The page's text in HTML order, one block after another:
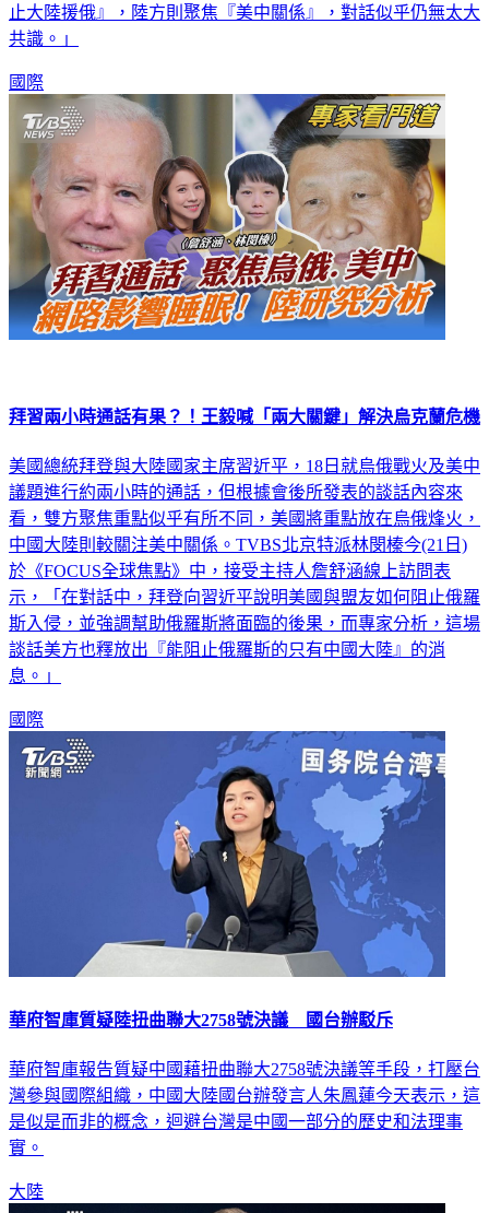
止大陸援俄』，陸方則聚焦『美中關係』，對話似乎仍無太大
共識。」
國際
拜習兩小時通話有果？！王毅喊「兩大關鍵」解決烏克蘭危機
美國總統拜登與大陸國家主席習近平，18日就烏俄戰火及美中
議題進行約兩小時的通話，但根據會後所發表的談話內容來
看，雙方聚焦重點似乎有所不同，美國將重點放在烏俄烽火，
中國大陸則較關注美中關係。TVBS北京特派林閔榛今(21日)
於《FOCUS全球焦點》中，接受主持人詹舒涵線上訪問表
示，「在對話中，拜登向習近平說明美國與盟友如何阻止俄羅
斯入侵，並強調幫助俄羅斯將面臨的後果，而專家分析，這場
談話美方也釋放出『能阻止俄羅斯的只有中國大陸』的消
息。」
國際
華府智庫質疑陸扭曲聯大2758號決議 國台辦駁斥
華府智庫報告質疑中國藉扭曲聯大2758號決議等手段，打壓台
灣參與國際組織，中國大陸國台辦發言人朱鳳蓮今天表示，這
是似是而非的概念，迴避台灣是中國一部分的歷史和法理事
實。
大陸